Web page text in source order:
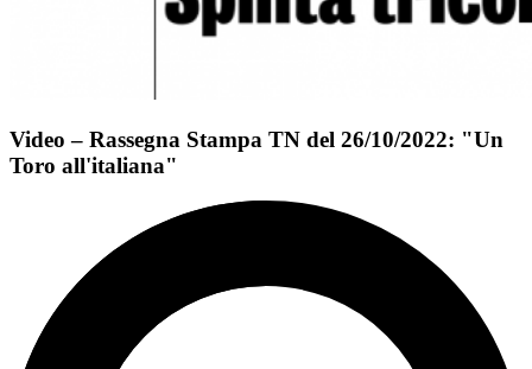
Video – Rassegna Stampa TN del 26/10/2022: "Un
Toro all'italiana"